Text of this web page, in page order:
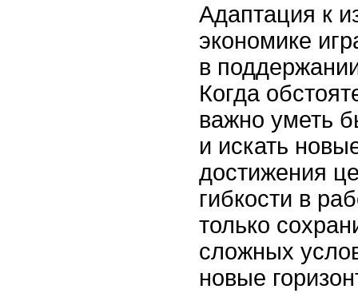
Адаптация к
экономике
в
Когда
важно уметь
и искать
достижения
гибкости в
только
сложных
новые